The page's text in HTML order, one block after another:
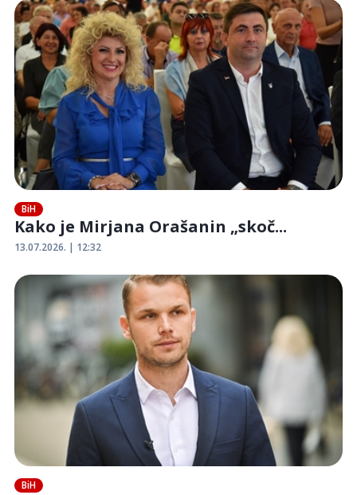
BiH
Kako je Mirjana Orašanin „skoč...
13.07.2026. | 12:32
BiH